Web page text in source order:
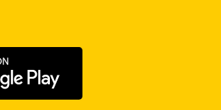
en Google Play